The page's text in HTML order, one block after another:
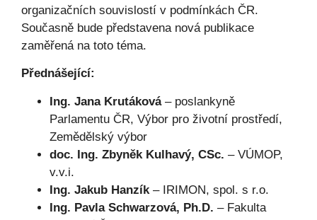
organizačních souvislostí v podmínkách ČR.
Současně bude představena nová publikace
zaměřená na toto téma.
Přednášející:
Ing. Jana Krutáková– poslankyně
Parlamentu ČR, Výbor pro životní prostředí,
Zemědělský výbor
doc. Ing. Zbyněk Kulhavý, CSc. – VÚMOP,
v.v.i.
Ing. Jakub Hanzík – IRIMON, spol. s r.o.
Ing. Pavla Schwarzová, Ph.D. – Fakulta